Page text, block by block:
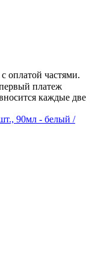
оплатой частями.
платеж
каждые две
90мл - белый /